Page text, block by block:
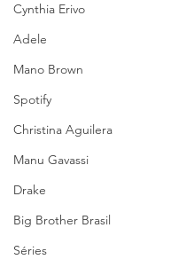
Cynthia Erivo
Adele
Mano Brown
Spotify
Christina Aguilera
Manu Gavassi
Drake
Big Brother Brasil
Séries